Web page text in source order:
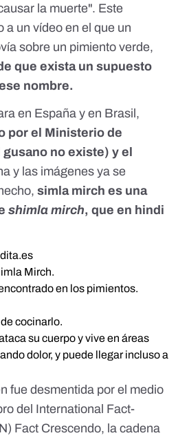
la muerte". Este
a un vídeo en el que un
sobre un pimiento verde,
que exista un supuesto
nombre.
en España y en Brasil,
por el Ministerio de
no existe) y el
y las imágenes ya se
simla mirch es una
shimla mirch, que en hindi
Mirch.
en los pimientos.
cocinarlo.
su cuerpo y vive en áreas
dolor, y puede llegar incluso a
fue desmentida por el medio
del International Fact-
Fact Crescendo, la cadena